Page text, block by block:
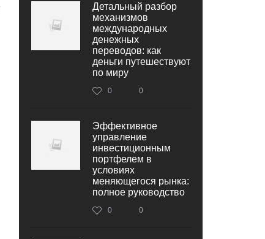
Детальный разбор
механизмов
международных
денежных
переводов: как
деньги путешествуют
по миру
0 0
Эффективное
управление
инвестиционным
портфелем в
условиях
меняющегося рынка:
полное руководство
0 0